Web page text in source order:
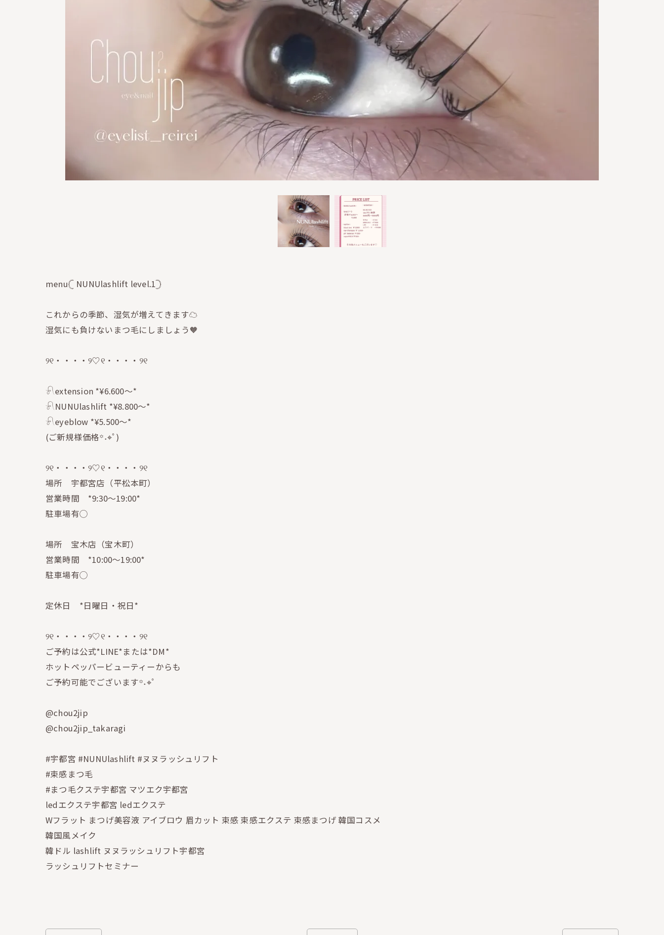
menu𓊆 NUNUlashlift level.1𓊇
これからの季節、湿気が増えてきます☁️
湿気にも負けないまつ毛にしましょう🧡
୨୧・・・・୨♡୧・・・・୨୧
𓍯extension *¥6.600〜*
𓍯NUNUlashlift *¥8.800〜*
𓍯eyeblow *¥5.500〜*
(ご新規様価格꙳˖⌖ﾟ)
୨୧・・・・୨♡୧・・・・୨୧
場所 宇都宮店（平松本町）
営業時間 *9:30〜19:00*
駐車場有◯
場所 宝木店（宝木町）
営業時間 *10:00〜19:00*
駐車場有◯
定休日 *日曜日・祝日*
୨୧・・・・୨♡୧・・・・୨୧
ご予約は公式*LINE*または*DM*
ホットペッパービューティーからも
ご予約可能でございます꙳˖⌖ﾟ
@chou2jip
@chou2jip_takaragi
#宇都宮 #NUNUlashlift #ヌヌラッシュリフト
#束感まつ毛
#まつ毛クステ宇都宮 マツエク宇都宮
ledエクステ宇都宮 ledエクステ
Wフラット まつげ美容液 アイブロウ 眉カット 束感 束感エクステ 束感まつげ 韓国コスメ
韓国風メイク
韓ドル lashlift ヌヌラッシュリフト宇都宮
ラッシュリフトセミナー